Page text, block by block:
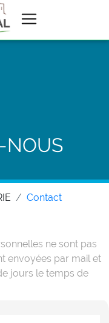
NOUS
Contact
ne sont pas
envoyées par mail et
jours le temps de